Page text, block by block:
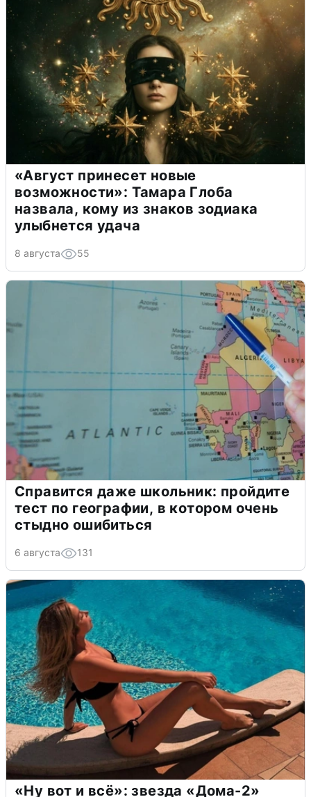
«Август принесет новые
возможности»: Тамара Глоба
назвала, кому из знаков зодиака
улыбнется удача
8 августа 55
Справится даже школьник: пройдите
тест по географии, в котором очень
стыдно ошибиться
6 августа 131
«Ну вот и всё»: звезда «Дома-2»